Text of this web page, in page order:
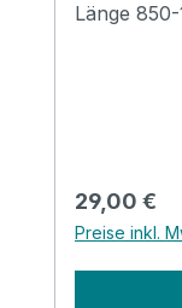
Länge 850-1500 mm
Regulärer
29,00 €
Preise inkl.